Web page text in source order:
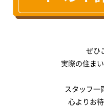
ぜひ
実際の住ま
スタッフ一
心よりお